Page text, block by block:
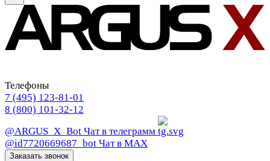
Телефоны
7 (495) 123-81-01
8 (800) 101-32-12
@ARGUS_X_Bot Чат в телеграмм
@id7720669687_bot Чат в МАХ
Заказать звонок